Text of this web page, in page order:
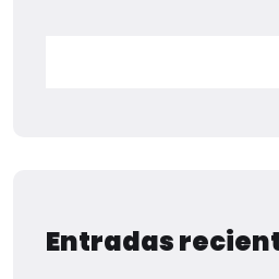
Entradas